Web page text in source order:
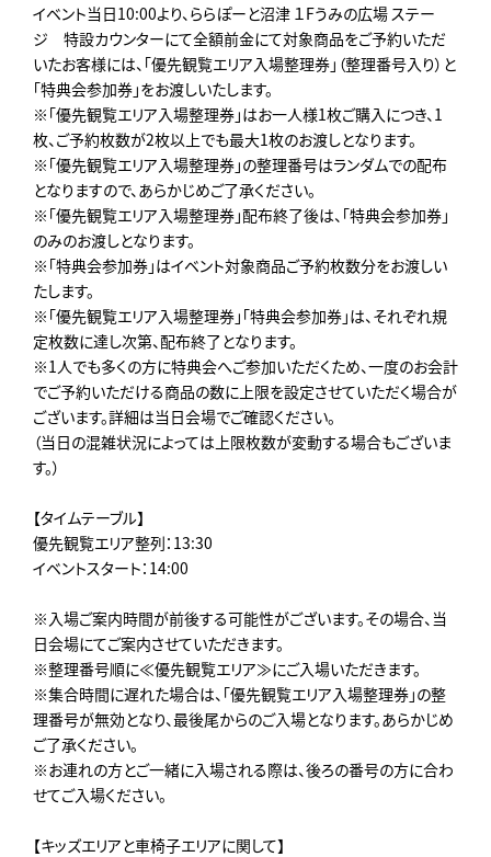
イベント当日10:00より、ららぽーと沼津 １Fうみの広場 ステー
ジ 特設カウンターにて全額前金にて対象商品をご予約いただ
いたお客様には、「優先観覧エリア入場整理券」（整理番号入り）と
「特典会参加券」をお渡しいたします。
※「優先観覧エリア入場整理券」はお一人様1枚ご購入につき、1
枚、ご予約枚数が2枚以上でも最大1枚のお渡しとなります。
※「優先観覧エリア入場整理券」の整理番号はランダムでの配布
となりますので、あらかじめご了承ください。
※「優先観覧エリア入場整理券」配布終了後は、「特典会参加券」
のみのお渡しとなります。
※「特典会参加券」はイベント対象商品ご予約枚数分をお渡しい
たします。
※「優先観覧エリア入場整理券」「特典会参加券」は、それぞれ規
定枚数に達し次第、配布終了となります。
※1人でも多くの方に特典会へご参加いただくため、一度のお会計
でご予約いただける商品の数に上限を設定させていただく場合が
ございます。詳細は当日会場でご確認ください。
（当日の混雑状況によっては上限枚数が変動する場合もございま
す。）
【タイムテーブル】
優先観覧エリア整列：13:30
イベントスタート：14:00
※入場ご案内時間が前後する可能性がございます。その場合、当
日会場にてご案内させていただきます。
※整理番号順に≪優先観覧エリア≫にご入場いただきます。
※集合時間に遅れた場合は、「優先観覧エリア入場整理券」の整
理番号が無効となり、最後尾からのご入場となります。あらかじめ
ご了承ください。
※お連れの方とご一緒に入場される際は、後ろの番号の方に合わ
せてご入場ください。
【キッズエリアと車椅子エリアに関して】